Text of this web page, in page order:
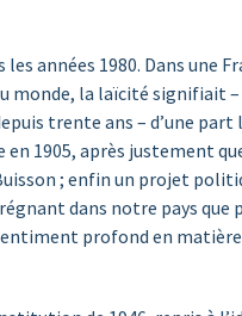
années 1980. Dans une
monde, la laïcité signifiait
trente ans – d’une
1905, après justement
; enfin un projet
dans notre pays que
profond en matière